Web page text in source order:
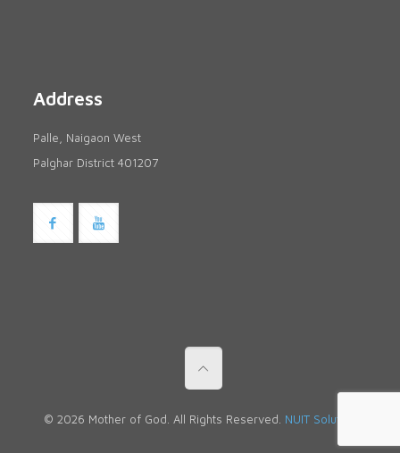
Address
Palle, Naigaon West
Palghar District 401207
© 2026 Mother of God. All Rights Reserved. NUIT Solutions